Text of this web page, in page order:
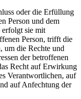
oder die Erfüllung
Person und dem
sie mit
Person, trifft die
um die Rechte und
der betroffenen
Recht auf Erwirkung
Verantwortlichen, auf
auf Anfechtung der